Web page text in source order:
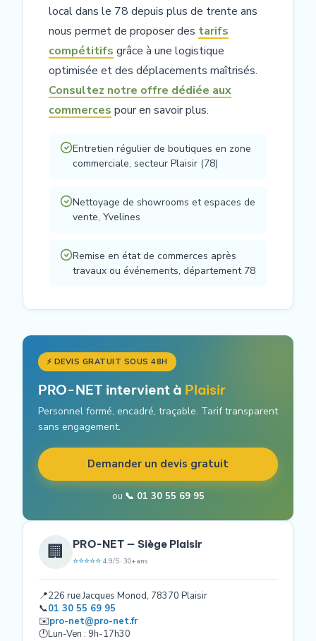
local dans le 78 depuis plus de trente ans
nous permet de proposer des tarifs
compétitifs grâce à une logistique
optimisée et des déplacements maîtrisés.
Consultez notre offre dédiée aux
commerces pour en savoir plus.
Entretien régulier de boutiques en zone
commerciale, secteur Plaisir (78)
Nettoyage de showrooms et espaces de
vente, Yvelines
Remise en état de commerces après
travaux ou événements, département 78
⚡ DEVIS GRATUIT SOUS 48H
PRO-NET intervient à Plaisir
Personnel formé, encadré, traçable. Tarif transparent
sans engagement.
Demander un devis gratuit
ou 📞 01 30 55 69 95
🏢 PRO-NET — Siège Plaisir
⭐⭐⭐⭐⭐ 4.9/5 · 30+ ans
📍226 rue Jacques Monod, 78370 Plaisir
📞01 30 55 69 95
✉️pro-net@pro-net.fr
🕐Lun-Ven : 9h-17h30